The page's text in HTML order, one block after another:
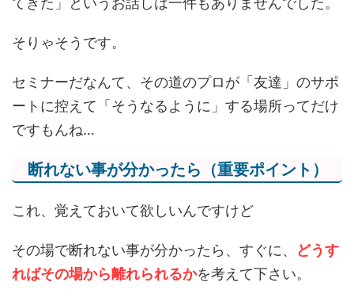
そりゃそうです。
セミナーだなんて、その道のプロが「友達」のサポ
ートに控えて「そうなるように」する場所ってだけ
ですもんね…
断れない事が分かったら（重要ポイント）
これ、覚えておいて欲しいんですけど
その場で断れない事が分かったら、すぐに、
どうす
ればその場から離れられるかを考えて下さい。